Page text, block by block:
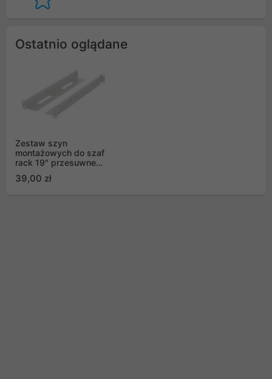
Ostatnio oglądane
Zestaw szyn
montażowych do szaf
rack 19" przesuwne
Lanberg
39,00 zł